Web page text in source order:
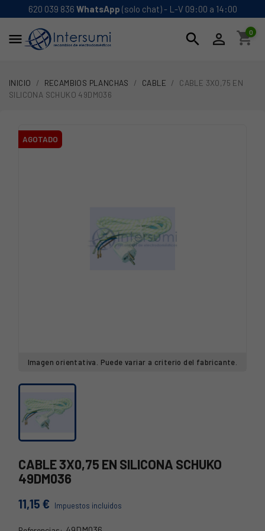
620 039 836 WhatsApp (solo chat) - L-V 09:00 a 14:00
 search  shopping_cart
0
INICIO RECAMBIOS PLANCHAS CABLE
CABLE 3X0,75 EN
SILICONA SCHUKO 49DM036
AGOTADO
Imagen orientativa. Puede variar a criterio del fabricante.
CABLE 3X0,75 EN SILICONA SCHUKO
49DM036
11,15 € Impuestos incluidos